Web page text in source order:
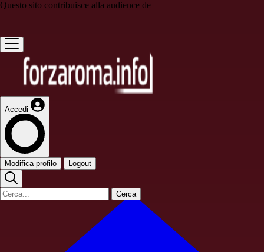
Questo sito contribuisce alla audience de
Accedi
Modifica profilo Logout
Cerca